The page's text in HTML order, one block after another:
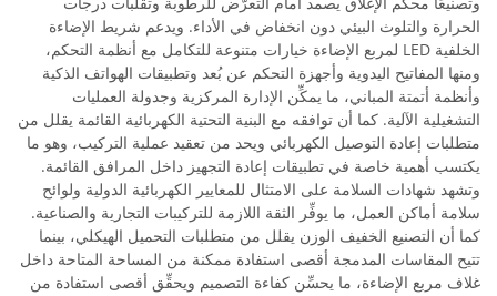
الحرارة والتلوث البيئي دون انخفاض في الأداء. ويدعم شريط الإضاءة
الخلفية LED لمربع الإضاءة خيارات متنوعة للتكامل مع أنظمة التحكم،
ومنها المفاتيح اليدوية وأجهزة التحكم عن بُعد وتطبيقات الهواتف الذكية
وأنظمة أتمتة المباني، ما يمكِّن الإدارة المركزية وجدولة العمليات
التشغيلية الآلية. كما أن توافقه مع البنية التحتية الكهربائية القائمة يقلل من
متطلبات إعادة التوصيل الكهربائي ويحد من تعقيد عملية التركيب، وهو ما
يكتسب أهمية خاصة في تطبيقات إعادة التجهيز داخل المرافق القائمة.
وتشهد شهادات السلامة على الامتثال للمعايير الكهربائية الدولية ولوائح
سلامة أماكن العمل، ما يوفِّر الثقة اللازمة للتركيبات التجارية والصناعية.
كما أن التصنيع الخفيف الوزن يقلل من متطلبات التحميل الهيكلي، بينما
تتيح المقاسات المدمجة أقصى استفادة ممكنة من المساحة المتاحة داخل
غلاف مربع الإضاءة، ما يحسِّن كفاءة التصميم ويحقِّق أقصى استفادة من